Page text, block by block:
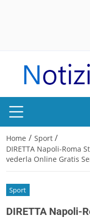
Home / Sport /
DIRETTA Napoli-Roma
vederla Online Gratis
Sport
DIRETTA Napoli-